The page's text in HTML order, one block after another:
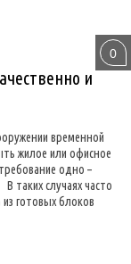
0
и
временной
жилое или офисное
одно –
таких случаях часто
готовых блоков